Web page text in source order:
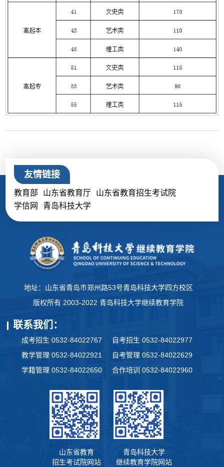
友情链接
教育部 山东省教育厅
山东省教育招生考试院
学信网
青岛科技大学
地址：山东省青岛市郑州路53号青岛科技大学四方校区
版权所有 2003-2022 青岛科技大学继续教育学院
联系我们：
成考招生 0532-84022767
自考招生 0532-84022977
教学管理 0532-84022921
自考管理 0532-84022629
学籍管理 0532-84022650
合作培训 0532-84022960
山东省教育
招生考试院网站
青岛科技大学
继续教育学院网站